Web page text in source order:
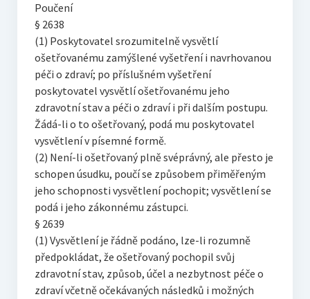
Poučení
§ 2638
(1) Poskytovatel srozumitelně vysvětlí
ošetřovanému zamýšlené vyšetření i navrhovanou
péči o zdraví; po příslušném vyšetření
poskytovatel vysvětlí ošetřovanému jeho
zdravotní stav a péči o zdraví i při dalším postupu.
Žádá-li o to ošetřovaný, podá mu poskytovatel
vysvětlení v písemné formě.
(2) Není-li ošetřovaný plně svéprávný, ale přesto je
schopen úsudku, poučí se způsobem přiměřeným
jeho schopnosti vysvětlení pochopit; vysvětlení se
podá i jeho zákonnému zástupci.
§ 2639
(1) Vysvětlení je řádně podáno, lze-li rozumně
předpokládat, že ošetřovaný pochopil svůj
zdravotní stav, způsob, účel a nezbytnost péče o
zdraví včetně očekávaných následků i možných